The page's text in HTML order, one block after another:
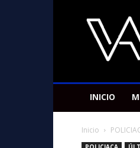
Americano
Victor
INICIO
Inicio